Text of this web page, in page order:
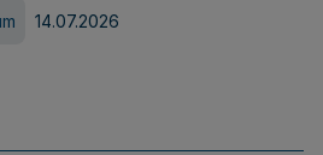
14.07.2026